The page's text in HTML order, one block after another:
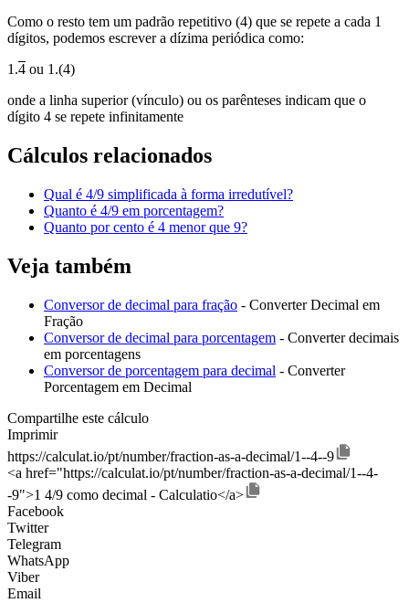
Como o resto tem um padrão repetitivo (4) que se repete a cada 1
dígitos, podemos escrever a dízima periódica como:
1.4 ou 1.(4)
onde a linha superior (vínculo) ou os parênteses indicam que o
dígito 4 se repete infinitamente
Cálculos relacionados
Qual é 4/9 simplificada à forma irredutível?
Quanto é 4/9 em porcentagem?
Quanto por cento é 4 menor que 9?
Veja também
Conversor de decimal para fração - Converter Decimal em
Fração
Conversor de decimal para porcentagem - Converter decimais
em porcentagens
Conversor de porcentagem para decimal - Converter
Porcentagem em Decimal
Compartilhe este cálculo
Imprimir
https://calculat.io/pt/number/fraction-as-a-decimal/1--4--9
<a href="https://calculat.io/pt/number/fraction-as-a-decimal/1--4-
-9">1 4/9 como decimal - Calculatio</a>
Facebook
Twitter
Telegram
WhatsApp
Viber
Email